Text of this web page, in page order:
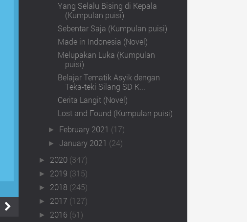
Yang Selalu Bising di Kepala
(Kumpulan puisi)
Sebentar Saja (Kumpulan puisi)
Made in Indonesia (Novel)
Melupakan Luka (Kumpulan
puisi)
Belajar Tematik Asyik dengan
Teka-teki Silang SD K...
Cerita Langit (Novel)
Lost and Found (Kumpulan puisi)
► February 2021 (17)
►January 2021 (24)
► 2020 (347)
► 2019 (315)
► 2018 (245)
► 2017 (127)
► 2016 (51)